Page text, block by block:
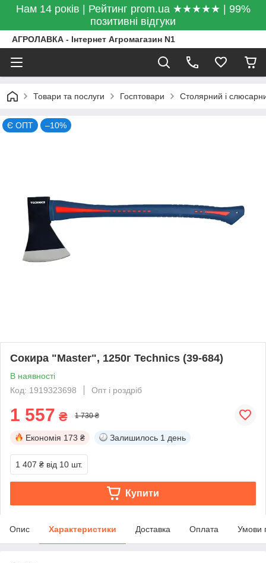
Нам 14 років | Рейтинг prom.ua ★★★★★ | 99%
позитивні відгуки
АГРОЛАВКА - Інтернет Агромагазин N1
Товари та послуги Госптовари Столярний і
Є ОПТ –10%
Сокира "Master", 1250г Technics (39-684)
В наявності
Код: 1919323698
Опт і роздріб
1 557 ₴ 1 730 ₴
Економія 173 ₴ Залишилось 1 день
1 407 ₴ від 10 шт.
Купити
Опис Характеристики Доставка Оплата Умови